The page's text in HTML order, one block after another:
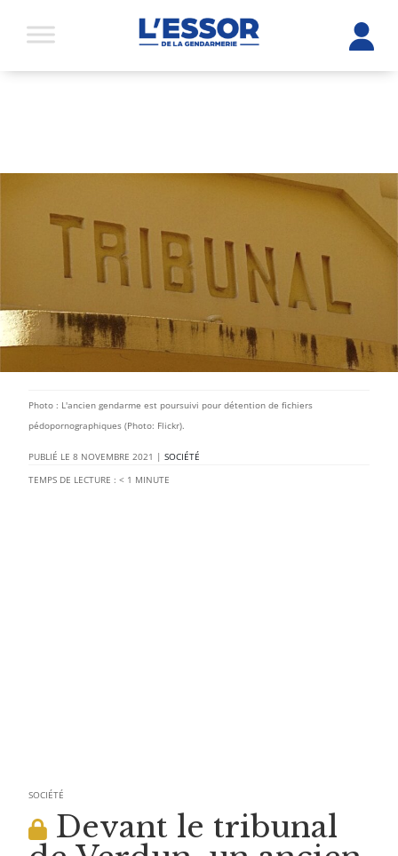
Photo : L'ancien gendarme est poursuivi pour détention de fichiers
pédopornographiques (Photo: Flickr).
8 NOVEMBRE 2021 |SOCIÉTÉ
TEMPS DE LECTURE : < 1 MINUTE
SOCIÉTÉ
Devant le tribunal